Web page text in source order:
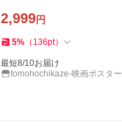
2,999円
5% （ 136pt）
最短8/10お届け
tomohochikaze-映画ポスター